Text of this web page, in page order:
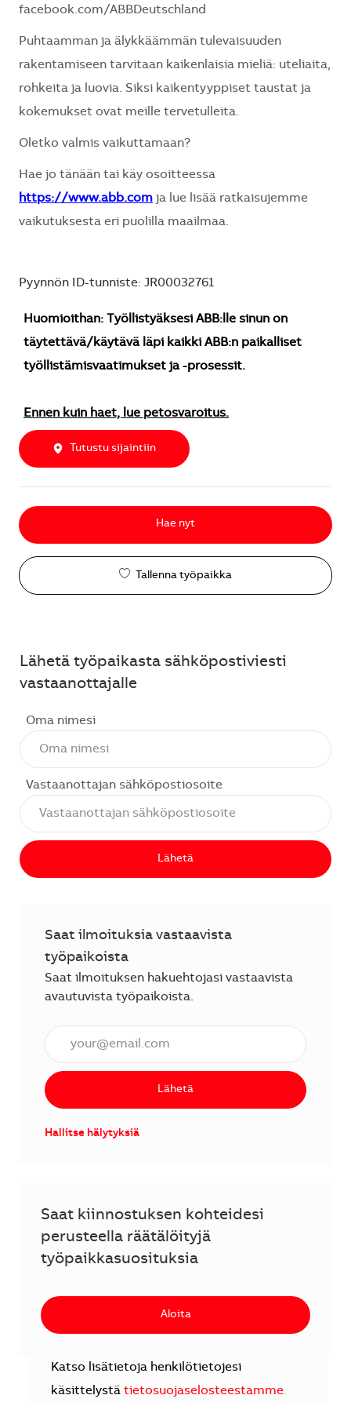
facebook.com/ABBDeutschland
Puhtaamman ja älykkäämmän tulevaisuuden
rakentamiseen tarvitaan kaikenlaisia mieliä: uteliaita,
rohkeita ja luovia. Siksi kaikentyyppiset taustat ja
kokemukset ovat meille tervetulleita.
Oletko valmis vaikuttamaan?
Hae jo tänään tai käy osoitteessa
https://www.abb.com ja lue lisää ratkaisujemme
vaikutuksesta eri puolilla maailmaa.
Pyynnön ID-tunniste: JR00032761
Huomioithan: Työllistyäksesi ABB:lle sinun on
täytettävä/käytävä läpi kaikki ABB:n paikalliset
työllistämisvaatimukset ja -prosessit.
Ennen kuin haet, lue petosvaroitus.
Tutustu sijaintiin
Hae nyt
Tallenna työpaikka
Lähetä työpaikasta sähköpostiviesti
vastaanottajalle
Oma nimesi
Vastaanottajan sähköpostiosoite
Lähetä
Saat ilmoituksia vastaavista
työpaikoista
Saat ilmoituksen hakuehtojasi vastaavista
avautuvista työpaikoista.
Lähetä
Hallitse hälytyksiä
Saat kiinnostuksen kohteidesi
perusteella räätälöityjä
työpaikkasuosituksia
Aloita
Katso lisätietoja henkilötietojesi
käsittelystä tietosuojaselosteestamme.